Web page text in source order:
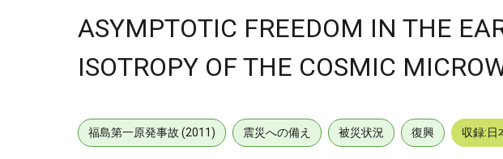
ASYMPTOTIC FREEDOM IN THE
ISOTROPY OF THE COSMIC
福島第一原発事故 (2011) 震災への備え 被災状況 復興 収録:日